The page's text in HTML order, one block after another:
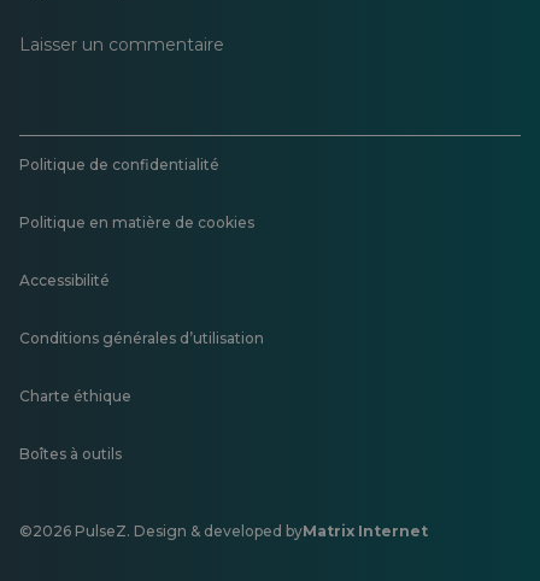
Laisser un commentaire
Politique de confidentialité
Politique en matière de cookies
Accessibilité
Conditions générales d’utilisation
Charte éthique
Boîtes à outils
©2026 PulseZ. Design & developed byMatrix Internet
S'ouvre